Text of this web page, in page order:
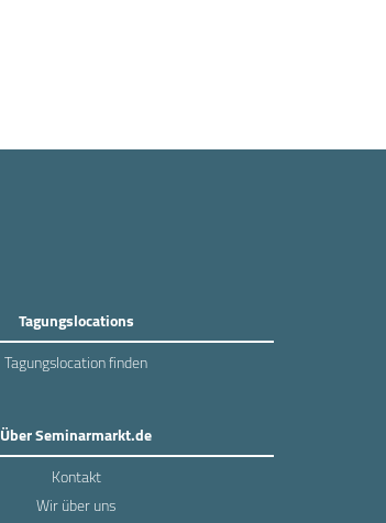
Tagungslocations
Tagungslocation finden
Über Seminarmarkt.de
Kontakt
Wir über uns